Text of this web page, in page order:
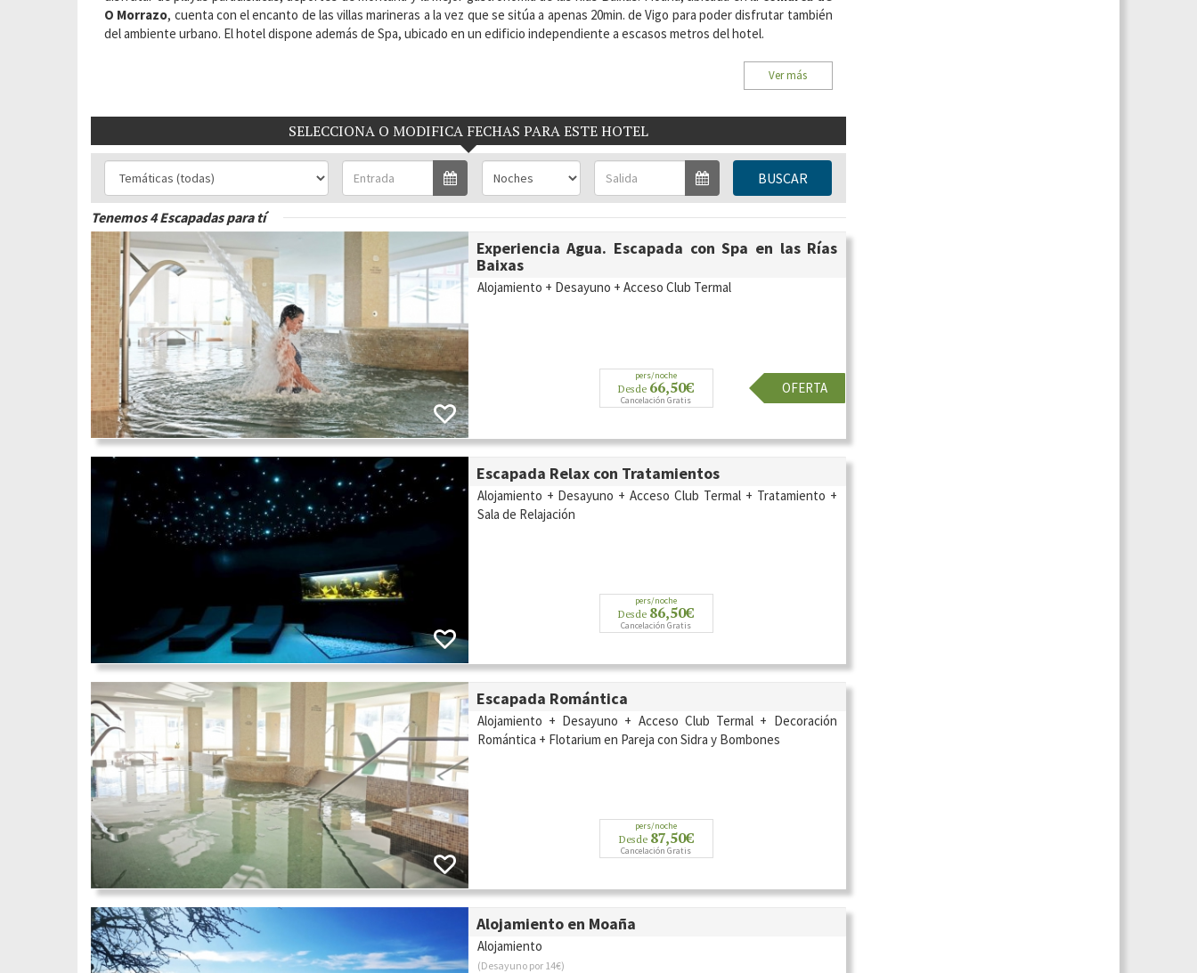
O Morrazo, cuenta con el encanto de las villas marineras a la vez que se sitúa a apenas 20min. de Vigo para poder disfrutar también
del ambiente urbano. El hotel dispone además de Spa, ubicado en un edificio independiente a escasos metros del hotel.
Ver más
SELECCIONA O MODIFICA FECHAS PARA ESTE HOTEL
BUSCAR
Tenemos 4 Escapadas para tí
Experiencia Agua. Escapada con Spa en las Rías
Baixas
Alojamiento + Desayuno + Acceso Club Termal
pers/noche
Desde 66,50€
Cancelación Gratis
OFERTA
Escapada Relax con Tratamientos
Alojamiento + Desayuno + Acceso Club Termal + Tratamiento +
Sala de Relajación
pers/noche
Desde 86,50€
Cancelación Gratis
Escapada Romántica
Alojamiento + Desayuno + Acceso Club Termal + Decoración
Romántica + Flotarium en Pareja con Sidra y Bombones
pers/noche
Desde 87,50€
Cancelación Gratis
Alojamiento en Moaña
Alojamiento
(Desayuno por 14€)